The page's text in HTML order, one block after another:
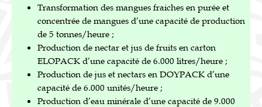
Transformation des mangues fraiches en purée et
concentrée de mangues d’une capacité de production
de 5 tonnes/heure ;
Production de nectar et jus de fruits en carton
ELOPACK d’une capacité de 6.000 litres/heure ;
Production de jus et nectars en DOYPACK d’une
capacité de 6.000 unités/heure ;
Production d’eau minérale d’une capacité de 9.000